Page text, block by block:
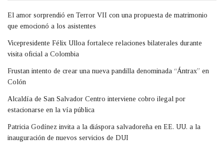
El amor sorprendió en Terror VII con una propuesta de matrimonio
que emocionó a los asistentes
Vicepresidente Félix Ulloa fortalece relaciones bilaterales durante
visita oficial a Colombia
Frustan intento de crear una nueva pandilla denominada “Ántrax” en
Colón
Alcaldía de San Salvador Centro interviene cobro ilegal por
estacionarse en la vía pública
Patricia Godínez invita a la diáspora salvadoreña en EE. UU. a la
inauguración de nuevos servicios de DUI